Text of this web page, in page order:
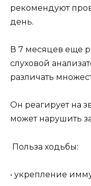
рекомендуют
день.
В 7 месяцев еще
слуховой
различать
Он реагирует на
может нарушить
Польза ходьбы:
• укрепление